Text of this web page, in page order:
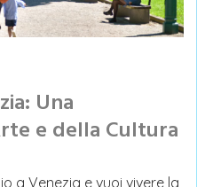
Una
e della Cultura
a Venezia e vuoi vivere la